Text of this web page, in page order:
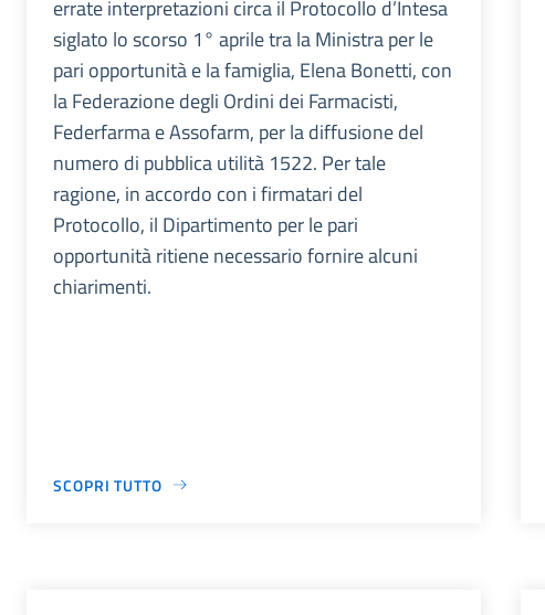
errate interpretazioni circa il Protocollo d’Intesa
siglato lo scorso 1° aprile tra la Ministra per le
pari opportunità e la famiglia, Elena Bonetti, con
la Federazione degli Ordini dei Farmacisti,
Federfarma e Assofarm, per la diffusione del
numero di pubblica utilità 1522. Per tale
ragione, in accordo con i firmatari del
Protocollo, il Dipartimento per le pari
opportunità ritiene necessario fornire alcuni
chiarimenti.
SCOPRI TUTTO